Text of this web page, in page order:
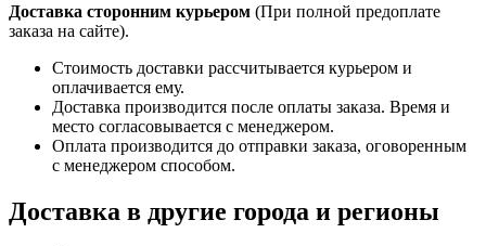
Доставка сторонним курьером (При полной предоплате
заказа на сайте).
Стоимость доставки рассчитывается курьером и
оплачивается ему.
Доставка производится после оплаты заказа. Время и
место согласовывается с менеджером.
Оплата производится до отправки заказа, оговоренным
с менеджером способом.
Доставка в другие города и регионы